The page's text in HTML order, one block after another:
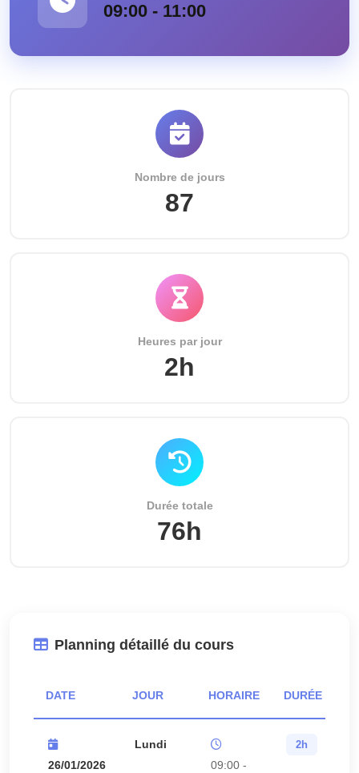
09:00 - 11:00
Nombre de jours
87
Heures par jour
2h
Durée totale
76h
Planning détaillé du cours
DATE JOUR HORAIRE DURÉE
26/01/2026
Lundi
09:00 -
2h